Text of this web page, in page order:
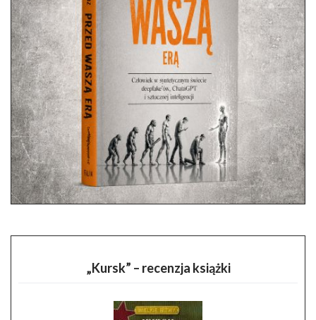
„Kursk” – recenzja książki